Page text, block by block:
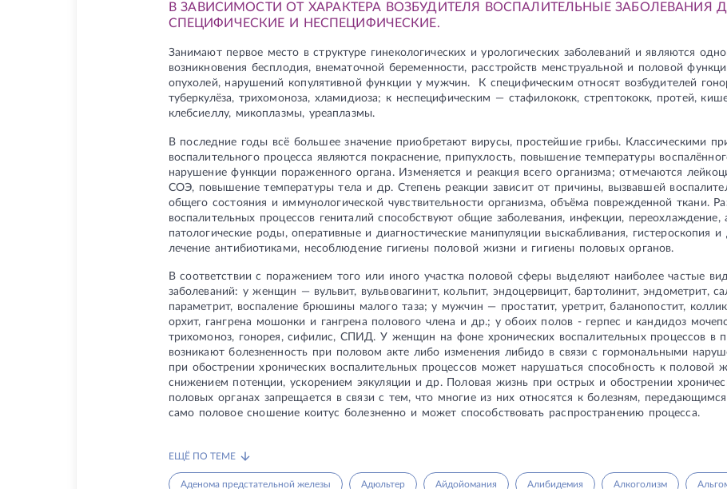
В ЗАВИСИМОСТИ ОТ ХАРАКТЕРА ВОЗБУДИТЕЛЯ ВОСПАЛИТЕЛЬНЫЕ ЗАБОЛЕВАНИЯ
СПЕЦИФИЧЕСКИЕ И НЕСПЕЦИФИЧЕСКИЕ.
Занимают первое место в структуре гинекологических и урологических заболеваний и являются
возникновения бесплодия, внематочной беременности, расстройств менструальной и половой
опухолей, нарушений копулятивной функции у мужчин. К специфическим относят возбудителей
туберкулёза, трихомоноза, хламидиоза; к неспецифическим — стафилококк, стрептококк, протей,
клебсиеллу, микоплазмы, уреаплазмы.
В последние годы всё большее значение приобретают вирусы, простейшие грибы. Классическими
воспалительного процесса являются покраснение, припухлость, повышение температуры
нарушение функции пораженного органа. Изменяется и реакция всего организма; отмечаются
СОЭ, повышение температуры тела и др. Степень реакции зависит от причины, вызвавшей
общего состояния и иммунологической чувствительности организма, объёма поврежденной ткани.
воспалительных процессов гениталий способствуют общие заболевания, инфекции, переохлаждение,
патологические роды, оперативные и диагностические манипуляции выскабливания, гистероскопия и
лечение антибиотиками, несоблюдение гигиены половой жизни и гигиены половых органов.
В соответствии с поражением того или иного участка половой сферы выделяют наиболее частые
заболеваний: у женщин — вульвит, вульвовагинит, кольпит, эндоцервицит, бартолинит, эндометрит,
параметрит, воспаление брюшины малого таза; у мужчин — простатит, уретрит, баланопостит,
орхит, гангрена мошонки и гангрена полового члена и др.; у обоих полов - герпес и кандидоз
трихомоноз, гонорея, сифилис, СПИД. У женщин на фоне хронических воспалительных процессов в
возникают болезненность при половом акте либо изменения либидо в связи с гормональными
при обострении хронических воспалительных процессов может нарушаться способность к половой
снижением потенции, ускорением эякуляции и др. Половая жизнь при острых и обострении
половых органах запрещается в связи с тем, что многие из них относятся к болезням,
само половое сношение коитус болезненно и может способствовать распространению процесса.
ЕЩЁ ПО ТЕМЕ
Аденома предстательной железы Адюльтер Айдойомания Алибидемия Алкоголизм